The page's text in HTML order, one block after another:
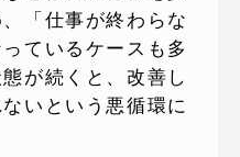
「仕事が終わらな
ているケースも多
が続くと、改善し
いという悪循環に